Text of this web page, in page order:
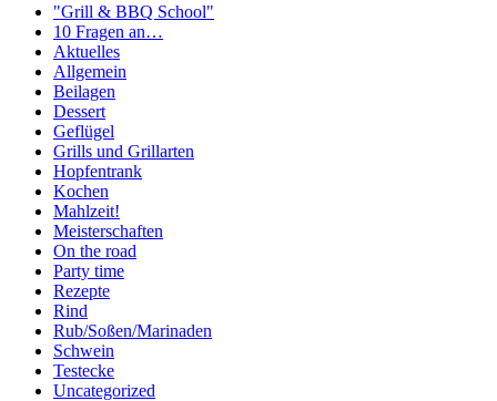
"Grill & BBQ School"
10 Fragen an…
Aktuelles
Allgemein
Beilagen
Dessert
Geflügel
Grills und Grillarten
Hopfentrank
Kochen
Mahlzeit!
Meisterschaften
On the road
Party time
Rezepte
Rind
Rub/Soßen/Marinaden
Schwein
Testecke
Uncategorized